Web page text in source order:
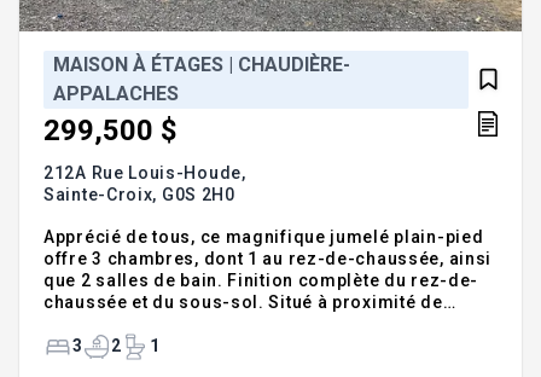
MAISON À ÉTAGES | CHAUDIÈRE-
APPALACHES
299,500 $
212A Rue Louis-Houde,
Sainte-Croix, G0S 2H0
Apprécié de tous, ce magnifique jumelé plain-pied
offre 3 chambres, dont 1 au rez-de-chaussée, ainsi
que 2 salles de bain. Finition complète du rez-de-
chaussée et du sous-sol. Situé à proximité de
murale, balayeuse centrale Disponible maintenant
3 2 1